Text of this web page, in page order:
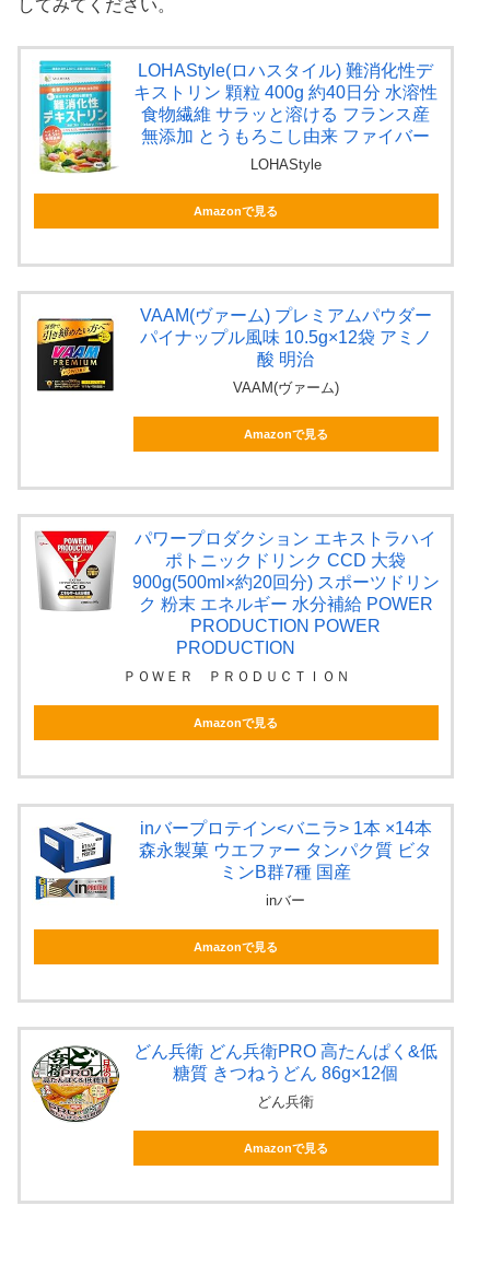
してみてください。
LOHAStyle(ロハスタイル) 難消化性デ
キストリン 顆粒 400g 約40日分 水溶性
食物繊維 サラッと溶ける フランス産
無添加 とうもろこし由来 ファイバー
LOHAStyle
Amazonで見る
VAAM(ヴァーム) プレミアムパウダー
パイナップル風味 10.5g×12袋 アミノ
酸 明治
VAAM(ヴァーム)
Amazonで見る
パワープロダクション エキストラハイ
ポトニックドリンク CCD 大袋
900g(500ml×約20回分) スポーツドリン
ク 粉末 エネルギー 水分補給 POWER
PRODUCTION POWER
PRODUCTION
ＰＯＷＥＲ ＰＲＯＤＵＣＴＩＯＮ
Amazonで見る
inバープロテイン<バニラ> 1本 ×14本
森永製菓 ウエファー タンパク質 ビタ
ミンB群7種 国産
inバー
Amazonで見る
どん兵衛 どん兵衛PRO 高たんぱく&低
糖質 きつねうどん 86g×12個
どん兵衛
Amazonで見る